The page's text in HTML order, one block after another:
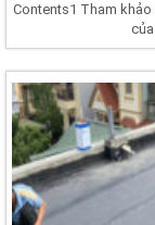
Contents1 Tham